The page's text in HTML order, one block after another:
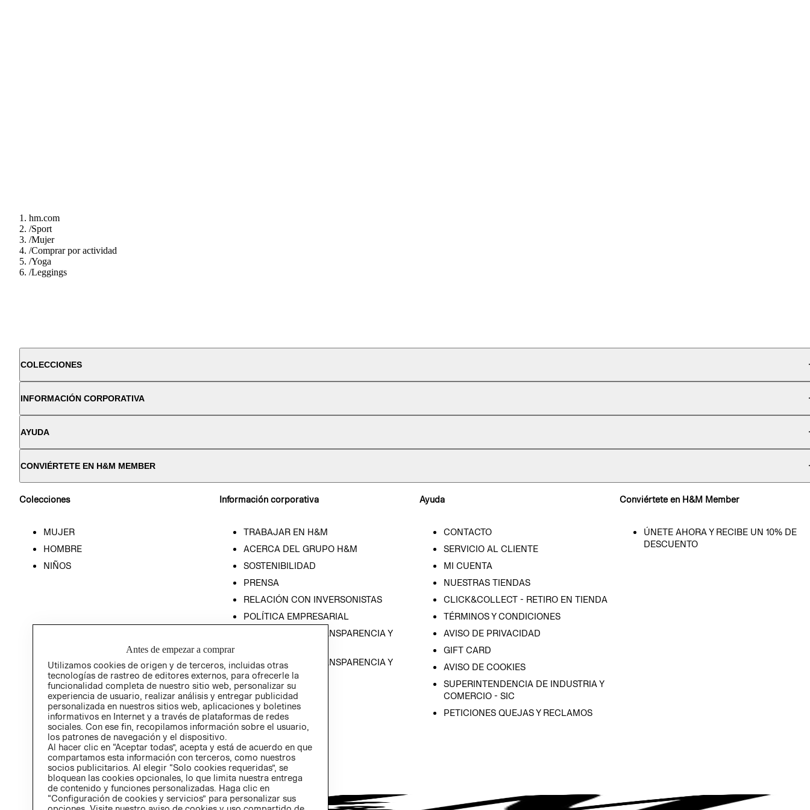
hm.com
/Sport
/Mujer
/Comprar por actividad
/Yoga
/Leggings
COLECCIONES
INFORMACIÓN CORPORATIVA
AYUDA
CONVIÉRTETE EN H&M MEMBER
Colecciones
MUJER
HOMBRE
NIÑOS
Información corporativa
TRABAJAR EN H&M
ACERCA DEL GRUPO H&M
SOSTENIBILIDAD
PRENSA
RELACIÓN CON INVERSONISTAS
POLÍTICA EMPRESARIAL
PROGRAMA DE TRANSPARENCIA Y
PROGRAMA DE TRANSPARENCIA Y
ÉTICA (INGLÉS)
Ayuda
CONTACTO
SERVICIO AL CLIENTE
MI CUENTA
NUESTRAS TIENDAS
CLICK&COLLECT - RETIRO EN TIENDA
TÉRMINOS Y CONDICIONES
AVISO DE PRIVACIDAD
GIFT CARD
AVISO DE COOKIES
SUPERINTENDENCIA DE INDUSTRIA Y
COMERCIO - SIC
PETICIONES QUEJAS Y RECLAMOS
Conviértete en H&M Member
ÚNETE AHORA Y RECIBE UN 10% DE
DESCUENTO
Antes de empezar a comprar
Utilizamos cookies de origen y de terceros, incluidas otras
tecnologías de rastreo de editores externos, para ofrecerle la
funcionalidad completa de nuestro sitio web, personalizar su
experiencia de usuario, realizar análisis y entregar publicidad
personalizada en nuestros sitios web, aplicaciones y boletines
informativos en Internet y a través de plataformas de redes
sociales. Con ese fin, recopilamos información sobre el usuario,
los patrones de navegación y el dispositivo.
Al hacer clic en “Aceptar todas”, acepta y está de acuerdo en que
compartamos esta información con terceros, como nuestros
socios publicitarios. Al elegir “Solo cookies requeridas”, se
bloquean las cookies opcionales, lo que limita nuestra entrega
de contenido y funciones personalizadas. Haga clic en
“Configuración de cookies y servicios” para personalizar sus